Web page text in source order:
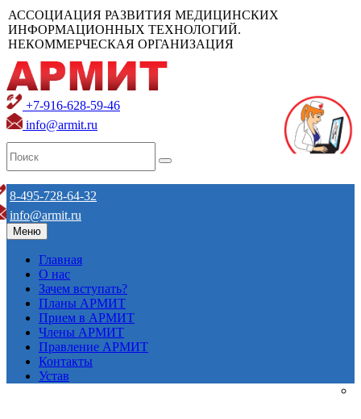
АССОЦИАЦИЯ РАЗВИТИЯ МЕДИЦИНСКИХ
ИНФОРМАЦИОННЫХ ТЕХНОЛОГИЙ.
НЕКОММЕРЧЕСКАЯ ОРГАНИЗАЦИЯ
+7-916-628-59-46
info@armit.ru
8-495-728-64-32
info@armit.ru
Меню
Главная
О нас
Зачем вступать?
Планы АРМИТ
Прием в АРМИТ
Члены АРМИТ
Правление АРМИТ
Контакты
Устав